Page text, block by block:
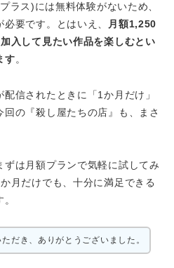
ラス)には無料体験がないため、
要です。とはいえ、
月額1,250
入して見たい作品を楽しむとい
す。
信されたときに「1か月だけ」
の『殺し屋たちの店』も、まさ
ずは月額プランで気軽に試してみ
月だけでも、十分に満足できる
だき、ありがとうございました。